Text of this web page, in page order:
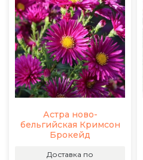
Астра ново-
бельгийская Кримсон
Брокейд
Доставка по